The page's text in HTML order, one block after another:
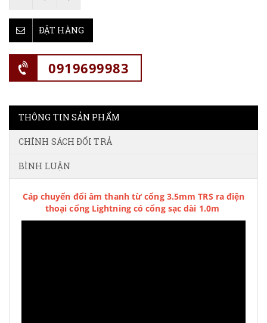
ĐẶT HÀNG
0919699983
THÔNG TIN SẢN PHẨM
CHÍNH SÁCH ĐỔI TRẢ
BÌNH LUẬN
Cáp chuyển đổi âm thanh từ cổng 3.5mm TRS ra điện
thoại cổng Lightning có cổng sạc dài 1.0m